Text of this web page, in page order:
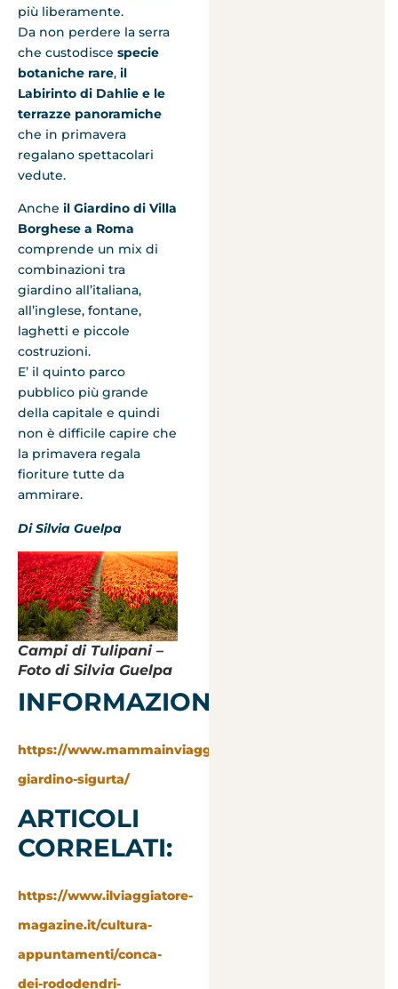
più liberamente.
Da non perdere la serra
che custodisce specie
botaniche rare, il
Labirinto di Dahlie e le
terrazze panoramiche
che in primavera
regalano spettacolari
vedute.
Anche il Giardino di Villa
Borghese a Roma
comprende un mix di
combinazioni tra
giardino all’italiana,
all’inglese, fontane,
laghetti e piccole
costruzioni.
E’ il quinto parco
pubblico più grande
della capitale e quindi
non è difficile capire che
la primavera regala
fioriture tutte da
ammirare.
Di Silvia Guelpa
Campi di Tulipani –
Foto di Silvia Guelpa
INFORMAZIONI:
https://www.mammainviaggio.it/parco-
giardino-sigurta/
ARTICOLI
CORRELATI:
https://www.ilviaggiatore-
magazine.it/cultura-
appuntamenti/conca-
dei-rododendri-